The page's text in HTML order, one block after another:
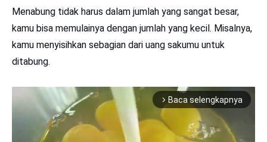
Menabung tidak harus dalam jumlah yang sangat besar,
kamu bisa memulainya dengan jumlah yang kecil. Misalnya,
kamu menyisihkan sebagian dari uang sakumu untuk
ditabung.
arrow_forward_ios Baca selengkapnya